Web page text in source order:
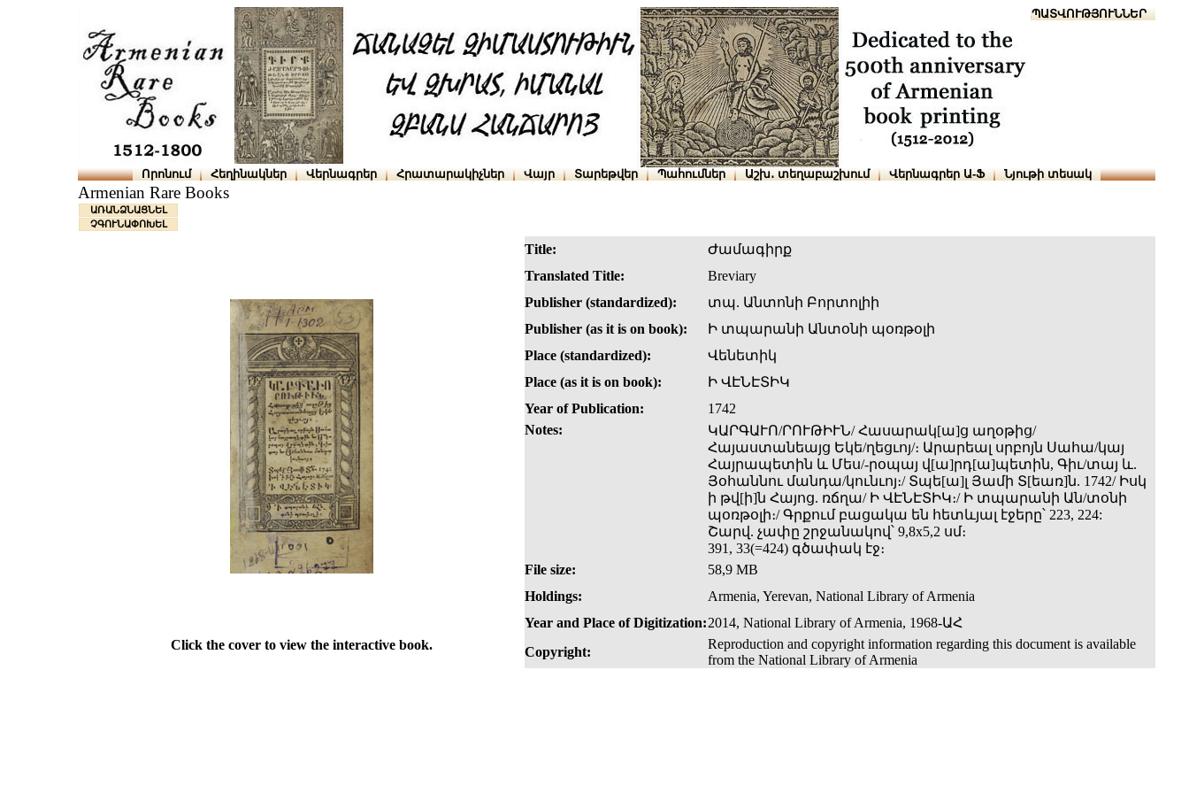
ՆԱԽԱՊԱՏՎՈՒԹՅՈՒՆՆԵՐ
Որոնում Հեղինակներ Վերնագրեր Հրատարակիչներ Վայր Տարեթվեր Պահումներ Աշխ․ տեղաբաշխում Վերնագրեր Ա-Ֆ Նյութի տեսակ
Armenian Rare Books
ԱՌԱՆՁՆԱՑՆԵԼ
ՉԳՈՒՆԱՓՈԽԵԼ
Title:
Ժամագիրք
Translated Title:
Breviary
Publisher (standardized):
տպ. Անտոնի Բորտոլիի
Publisher (as it is on book):
Ի տպարանի Անտօնի պօռթօլի
Place (standardized):
Վենետիկ
Place (as it is on book):
Ի ՎԷՆԷՏԻԿ
Year of Publication:
1742
Notes:
ԿԱՐԳԱՒՈ/ՐՈՒԹԻՒՆ/ Հասարակ[ա]ց աղօթից/
Հայաստանեայց Եկե/ղեցւոյ/։ Արարեալ սրբոյն Սահա/կայ
Հայրապետին և Մես/-րօպայ վ[ա]րդ[ա]պետին, Գիւ/տայ և.
Յօհաննու մանդա/կունւոյ։/ Տպե[ա]լ Յամի Տ[եառ]ն. 1742/ Իսկ
ի թվ[ի]ն Հայոց. ռճղա/ Ի ՎԷՆԷՏԻԿ։/ Ի տպարանի Ան­/տօնի
պօռթօլի։/ Գրքում բացակա են հետևյալ էջերը՝ 223, 224:
Շարվ. չափը շրջանակով՝ 9,8x5,2 սմ։
391, 33(=424) գծափակ էջ։
File size:
58,9 MB
Holdings:
Armenia, Yerevan, National Library of Armenia
Year and Place of Digitization:2014, National Library of Armenia, 1968-ԱՀ
Click the cover to view the interactive book.
Copyright:
Reproduction and copyright information regarding this document is available
from the National Library of Armenia